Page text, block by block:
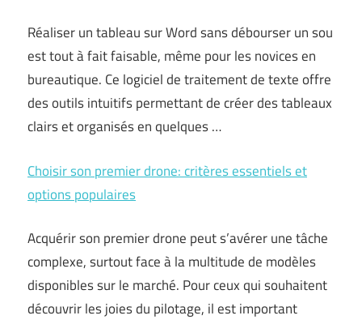
Réaliser un tableau sur Word sans débourser un sou
est tout à fait faisable, même pour les novices en
bureautique. Ce logiciel de traitement de texte offre
des outils intuitifs permettant de créer des tableaux
clairs et organisés en quelques …
Choisir son premier drone: critères essentiels et
options populaires
Acquérir son premier drone peut s’avérer une tâche
complexe, surtout face à la multitude de modèles
disponibles sur le marché. Pour ceux qui souhaitent
découvrir les joies du pilotage, il est important